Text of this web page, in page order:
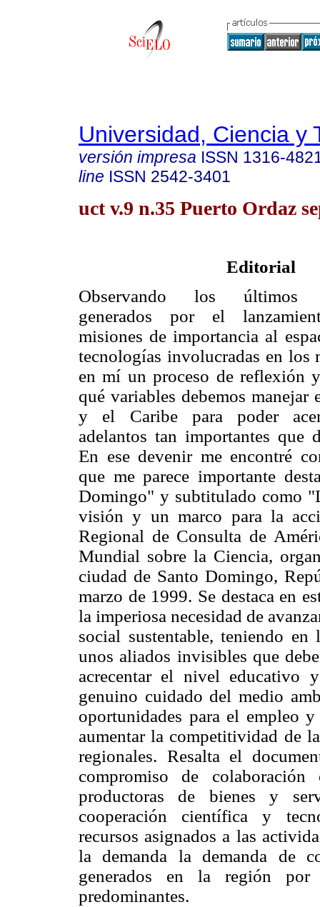
Universidad, Ciencia y
versión impresa ISSN 1316-
line ISSN 2542-3401
uct v.9 n.35 Puerto Ordaz
Editorial
Observando los últimos
generados por el
misiones de importancia al
tecnologías involucradas en los
en mí un proceso de reflexión
qué variables debemos manejar
y el Caribe para poder
adelantos tan importantes que
En ese devenir me encontré
que me parece importante
Domingo" y subtitulado como
visión y un marco para la
Regional de Consulta de
Mundial sobre la Ciencia,
ciudad de Santo Domingo,
marzo de 1999. Se destaca en
la imperiosa necesidad de
social sustentable, teniendo
unos aliados invisibles que
acrecentar el nivel educativo
genuino cuidado del medio
oportunidades para el empleo
aumentar la competitividad de
regionales. Resalta el
compromiso de
productoras de bienes y
cooperación científica y
recursos asignados a las
la demanda la demanda de
generados en la región por
predominantes.